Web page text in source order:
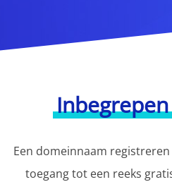
Een domeinnaam
toegang tot een reeks